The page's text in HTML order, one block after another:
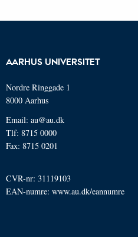
AARHUS UNIVERSITET
Nordre Ringgade 1
8000 Aarhus
Email: au@au.dk
Tlf: 8715 0000
Fax: 8715 0201
CVR-nr: 31119103
EAN-numre: www.au.dk/eannumre